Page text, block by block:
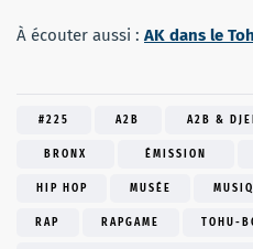
À écouter aussi : AK dans le
#225 A2B A2B &
BRONX ÉMISSION
HIP HOP MUSÉE
RAP RAPGAME TOHU-